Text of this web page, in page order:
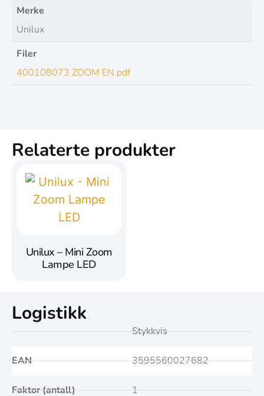
Merke
Unilux
Filer
400108073 ZOOM EN.pdf
Relaterte produkter
Unilux – Mini Zoom
Lampe LED
Logistikk
EAN
Faktor (antall)
Stykkvis
3595560027682
1